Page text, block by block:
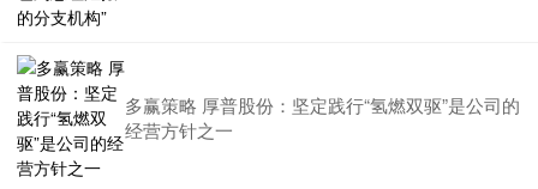
多赢策略 厚普股份：坚定践行“氢燃双驱”是公司的
经营方针之一